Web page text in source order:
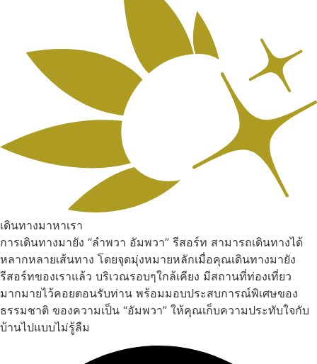
เดินทางมาหาเรา
การเดินทางมายัง “ลำพวา อัมพวา” รีสอร์ท สามารถเดินทางได้
หลากหลายเส้นทาง โดยจุดมุ่งหมายหลักเมื่อคุณเดินทางมายัง
รีสอร์ทของเราแล้ว บริเวณรอบๆใกล้เคียง มีสถานที่ท่องเที่ยว
มากมายไว้คอยตอนรับท่าน พร้อมมอบประสบการณ์พิเศษของ
ธรรมชาติ ของความเป็น “อัมพวา” ให้คุณเก็บความประทับใจกับ
บ้านไปแบบไม่รู้ลืม